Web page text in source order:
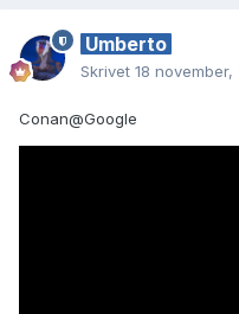
Umberto
Skrivet 18 november,
Conan@Google